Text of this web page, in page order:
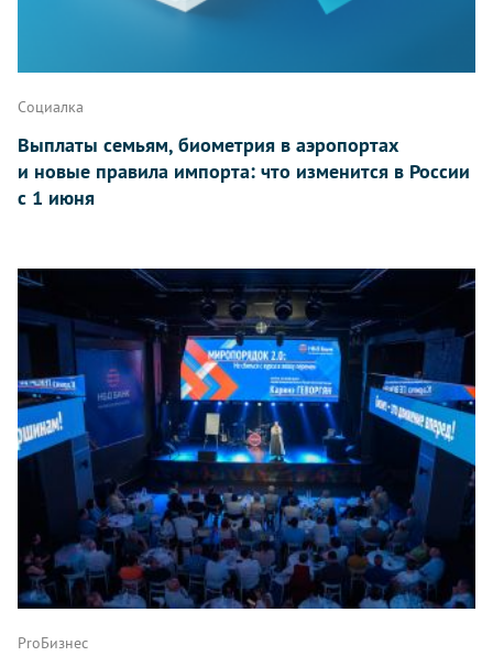
Социалка
Выплаты семьям, биометрия в аэропортах
и новые правила импорта: что изменится в России
с 1 июня
ProБизнес